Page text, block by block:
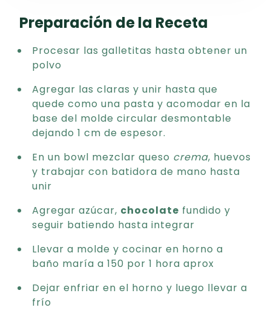
Preparación de la Receta
Procesar las galletitas hasta obtener un
polvo
Agregar las claras y unir hasta que
quede como una pasta y acomodar en la
base del molde circular desmontable
dejando 1 cm de espesor.
En un bowl mezclar queso crema, huevos
y trabajar con batidora de mano hasta
unir
Agregar azúcar, chocolate fundido y
seguir batiendo hasta integrar
Llevar a molde y cocinar en horno a
baño maría a 150 por 1 hora aprox
Dejar enfriar en el horno y luego llevar a
frío